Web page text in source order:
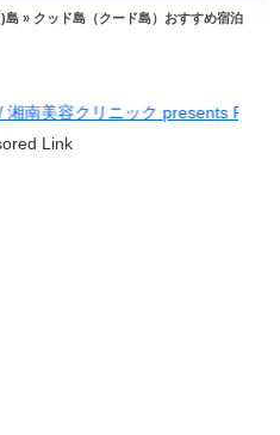
島 » クッド島（クード島）おすすめ宿泊
Link